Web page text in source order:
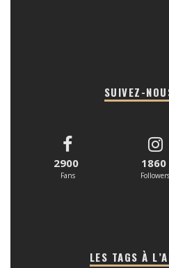
SUIVEZ-
2900
Fans
1860
Followers
LES TAGS À